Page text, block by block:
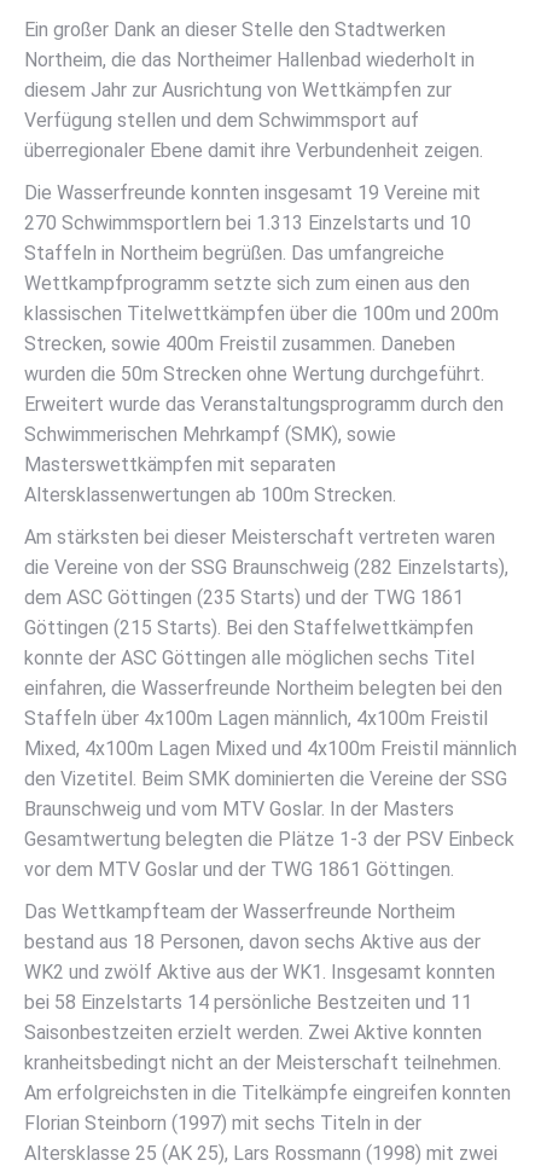
Ein großer Dank an dieser Stelle den Stadtwerken
Northeim, die das Northeimer Hallenbad wiederholt in
diesem Jahr zur Ausrichtung von Wettkämpfen zur
Verfügung stellen und dem Schwimmsport auf
überregionaler Ebene damit ihre Verbundenheit zeigen.
Die Wasserfreunde konnten insgesamt 19 Vereine mit
270 Schwimmsportlern bei 1.313 Einzelstarts und 10
Staffeln in Northeim begrüßen. Das umfangreiche
Wettkampfprogramm setzte sich zum einen aus den
klassischen Titelwettkämpfen über die 100m und 200m
Strecken, sowie 400m Freistil zusammen. Daneben
wurden die 50m Strecken ohne Wertung durchgeführt.
Erweitert wurde das Veranstaltungsprogramm durch den
Schwimmerischen Mehrkampf (SMK), sowie
Masterswettkämpfen mit separaten
Altersklassenwertungen ab 100m Strecken.
Am stärksten bei dieser Meisterschaft vertreten waren
die Vereine von der SSG Braunschweig (282 Einzelstarts),
dem ASC Göttingen (235 Starts) und der TWG 1861
Göttingen (215 Starts). Bei den Staffelwettkämpfen
konnte der ASC Göttingen alle möglichen sechs Titel
einfahren, die Wasserfreunde Northeim belegten bei den
Staffeln über 4x100m Lagen männlich, 4x100m Freistil
Mixed, 4x100m Lagen Mixed und 4x100m Freistil männlich
den Vizetitel. Beim SMK dominierten die Vereine der SSG
Braunschweig und vom MTV Goslar. In der Masters
Gesamtwertung belegten die Plätze 1-3 der PSV Einbeck
vor dem MTV Goslar und der TWG 1861 Göttingen.
Das Wettkampfteam der Wasserfreunde Northeim
bestand aus 18 Personen, davon sechs Aktive aus der
WK2 und zwölf Aktive aus der WK1. Insgesamt konnten
bei 58 Einzelstarts 14 persönliche Bestzeiten und 11
Saisonbestzeiten erzielt werden. Zwei Aktive konnten
kranheitsbedingt nicht an der Meisterschaft teilnehmen.
Am erfolgreichsten in die Titelkämpfe eingreifen konnten
Florian Steinborn (1997) mit sechs Titeln in der
Altersklasse 25 (AK 25), Lars Rossmann (1998) mit zwei